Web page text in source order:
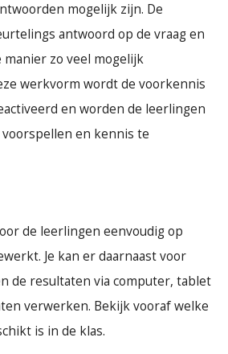
mogelijk zijn. De
antwoord op de vraag en
zo veel mogelijk
werkvorm wordt de voorkennis
en worden de leerlingen
en kennis te
de leerlingen eenvoudig op
Je kan er daarnaast voor
de resultaten via computer, tablet
verwerken. Bekijk vooraf welke
is in de klas.